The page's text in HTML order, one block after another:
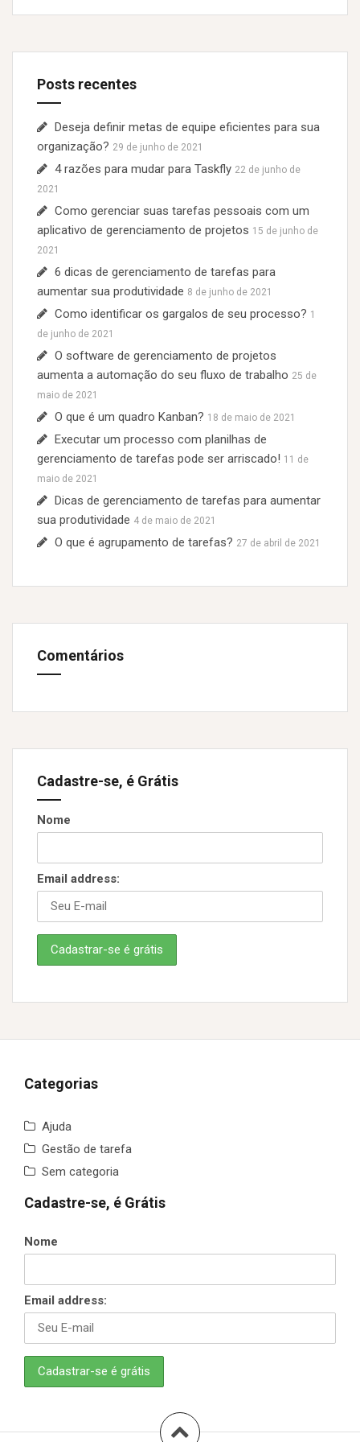
i
a
r
p
o
r
:
Posts recentes
Deseja definir metas de equipe eficientes para sua
organização? 29 de junho de 2021
4 razões para mudar para Taskfly 22 de junho de
2021
Como gerenciar suas tarefas pessoais com um
aplicativo de gerenciamento de projetos 15 de junho de
2021
6 dicas de gerenciamento de tarefas para
aumentar sua produtividade 8 de junho de 2021
Como identificar os gargalos de seu processo? 1
de junho de 2021
O software de gerenciamento de projetos
aumenta a automação do seu fluxo de trabalho 25 de
maio de 2021
O que é um quadro Kanban? 18 de maio de 2021
Executar um processo com planilhas de
gerenciamento de tarefas pode ser arriscado! 11 de
maio de 2021
Dicas de gerenciamento de tarefas para aumentar
sua produtividade 4 de maio de 2021
O que é agrupamento de tarefas? 27 de abril de 2021
Comentários
Cadastre-se, é Grátis
Nome
Email address:
Categorias
Ajuda
Gestão de tarefa
Sem categoria
Cadastre-se, é Grátis
Nome
Email address: